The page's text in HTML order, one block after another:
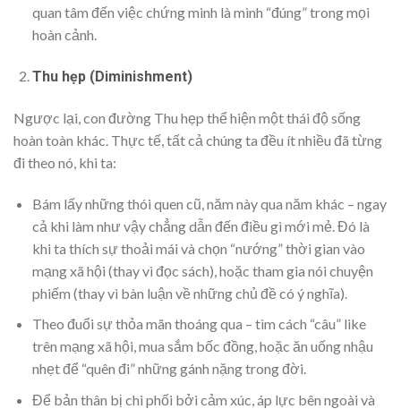
quan tâm đến việc chứng minh là mình “đúng” trong mọi
hoàn cảnh.
Thu hẹp (Diminishment)
Ngược lại, con đường Thu hẹp thể hiện một thái độ sống
hoàn toàn khác. Thực tế, tất cả chúng ta đều ít nhiều đã từng
đi theo nó, khi ta:
Bám lấy những thói quen cũ, năm này qua năm khác – ngay
cả khi làm như vậy chẳng dẫn đến điều gì mới mẻ. Đó là
khi ta thích sự thoải mái và chọn “nướng” thời gian vào
mạng xã hội (thay vì đọc sách), hoặc tham gia nói chuyện
phiếm (thay vì bàn luận về những chủ đề có ý nghĩa).
Theo đuổi sự thỏa mãn thoáng qua – tìm cách “câu” like
trên mạng xã hội, mua sắm bốc đồng, hoặc ăn uống nhậu
nhẹt để “quên đi” những gánh nặng trong đời.
Để bản thân bị chi phối bởi cảm xúc, áp lực bên ngoài và